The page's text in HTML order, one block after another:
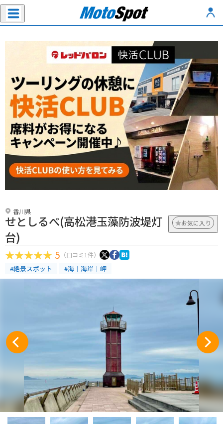
香川県
せとしるべ(高松港玉藻防波堤灯
台)
お気に入り
5 （口コミ1件）
#絶景スポット #海｜海岸｜岬